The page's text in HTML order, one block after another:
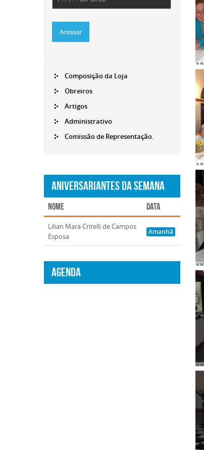
Acessar
Composição da Loja
Obreiros
Artigos
Administrativo
Comissão de Representação.
Aniversariantes da Semana
Nome Data
Lilian Mara Critelli de Campos
Esposa
Amanhã
Agenda